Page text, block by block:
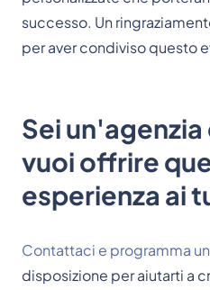
successo. Un
per aver condiviso questo
Sei
vuoi offrire
esperienza ai
Contattaci e programma
disposizione per aiutarti a